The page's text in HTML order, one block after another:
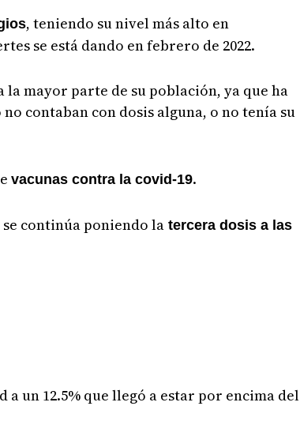
, teniendo su nivel más alto en
se está dando en febrero de 2022.
mayor parte de su población, ya que ha
contaban con dosis alguna, o no tenía su
vacunas contra la covid-19.
se continúa poniendo la tercera dosis a las
un 12.5% que llegó a estar por encima del